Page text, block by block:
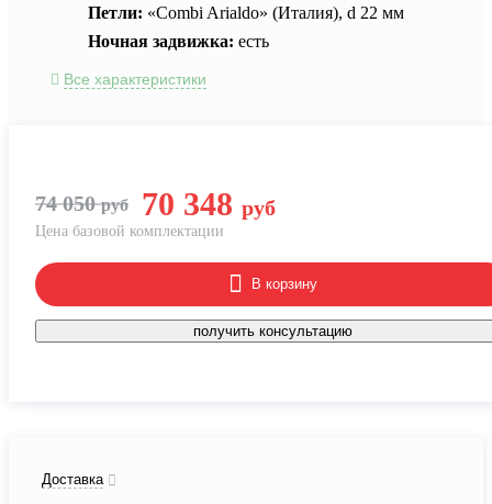
Петли: «Combi Arialdo» (Италия), d 22 мм
Ночная задвижка: есть
Все характеристики
74 050 руб 70 348 руб
Цена базовой комплектации
В корзину
получить консультацию
Доставка